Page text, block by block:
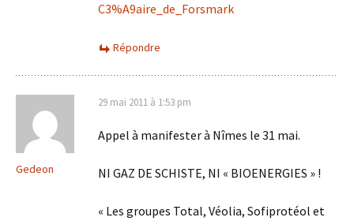
C3%A9aire_de_Forsmark
Répondre
Gedeon
29 mai 2011 à 1:53 pm
Appel à manifester à Nîmes le 31 mai.
NI GAZ DE SCHISTE, NI « BIOENERGIES » !
« Les groupes Total, Véolia, Sofiprotéol et